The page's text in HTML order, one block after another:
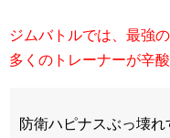
ジムバトルでは、最強
多くのトレーナーが辛
防衛ハピナスぶっ壊